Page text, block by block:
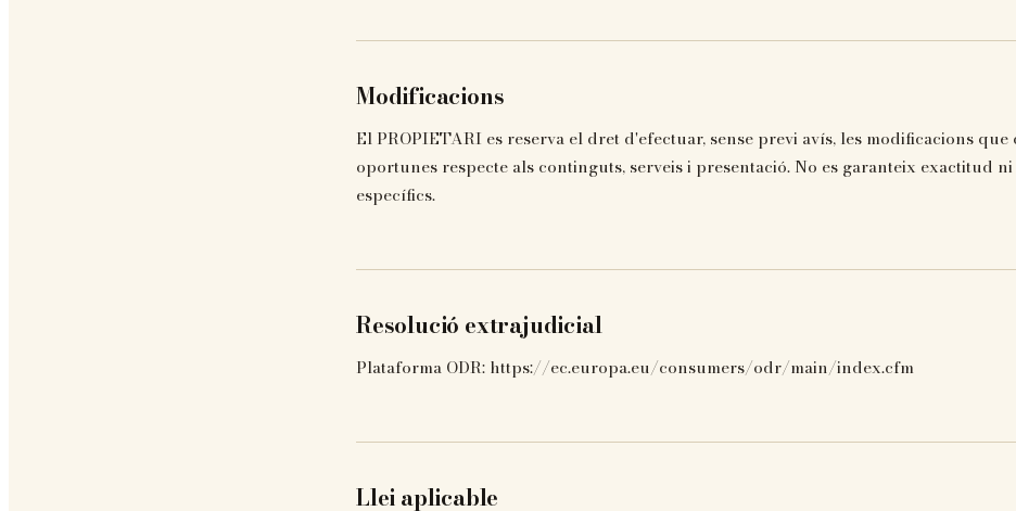
Modificacions
El PROPIETARI es reserva el dret d'efectuar, sense previ avís, les modificacions
oportunes respecte als continguts, serveis i presentació. No es garanteix exactitud
específics.
Resolució extrajudicial
Plataforma ODR: https://ec.europa.eu/consumers/odr/main/index.cfm
Llei aplicable